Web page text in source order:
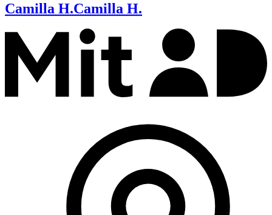
Camilla H.Camilla H.